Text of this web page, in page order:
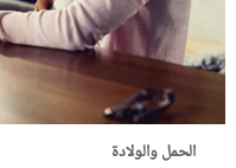
الحمل والولادة